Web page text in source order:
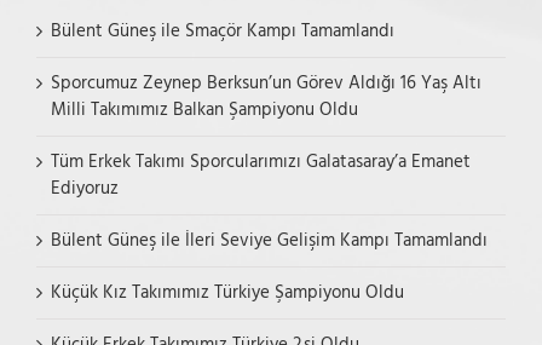
Bülent Güneş ile Smaçör Kampı Tamamlandı
Sporcumuz Zeynep Berksun’un Görev Aldığı 16 Yaş Altı
Milli Takımımız Balkan Şampiyonu Oldu
Tüm Erkek Takımı Sporcularımızı Galatasaray’a Emanet
Ediyoruz
Bülent Güneş ile İleri Seviye Gelişim Kampı Tamamlandı
Küçük Kız Takımımız Türkiye Şampiyonu Oldu